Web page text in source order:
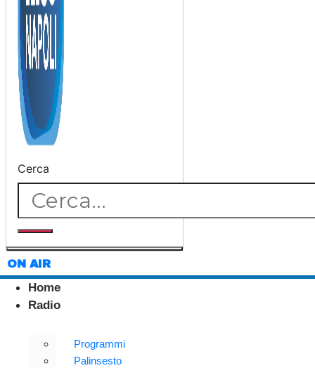
Cerca
ON AIR
Home
Radio
Programmi
Palinsesto